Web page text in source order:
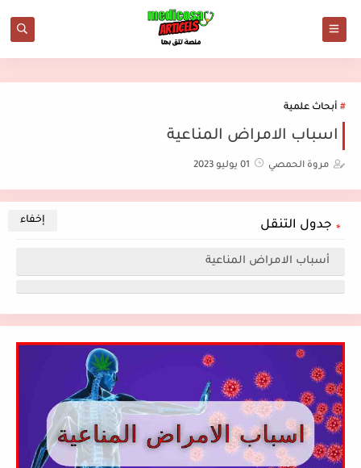
أبحاث علمية
اسباب الامراض المناعية
مروة الحمصي 01 يوليو 2023
جدول التنقل
أسباب الامراض المناعية